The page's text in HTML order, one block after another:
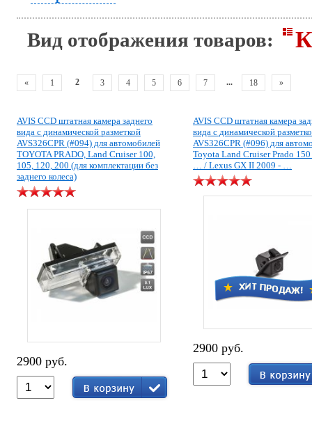
Вид отображения товаров:
« 1 2 3 4 5 6 7 ... 18 »
AVIS CCD штатная камера заднего
вида с динамической разметкой
AVS326CPR (#094) для автомобилей
TOYOTA PRADO, Land Cruiser 100,
105, 120, 200 (для комплектации без
заднего колеса)
2900 руб.
AVIS CCD штатная камера
вида с динамической
AVS326CPR (#096) для
Toyota Land Cruiser Prado
… / Lexus GX II 2009 - …
2900 руб.